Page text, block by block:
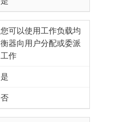
您可以使用工作负载均
衡器向用户分配或委派
工作
是
否